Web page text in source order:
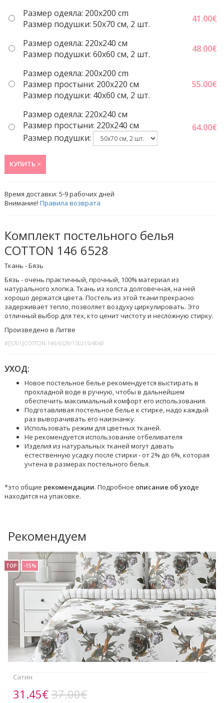
Размер одеяла: 200x200 cm
Размер подушки: 50x70 cм, 2 шт.
41.00€
Размер одеяла: 220x240 cм
Размер подушки: 60x60 cм, 2 шт.
48.00€
Размер одеяла: 200x200 cm
Размер простыни: 200x220 cм
Размер подушки: 40x60 cм, 2 шт.
55.00€
Размер одеяла: 220x240 cм
Размер простыни: 220x240 cм
Размер подушки:
64.00€
КУПИТЬ >
Время доставки:5-9рабочих дней
Внимание!Правила возврата
Комплект постельного белья
COTTON 146 6528
Ткань - Бязь
Бязь - очень практичный, прочный, 100% материал из
натурального хлопка. Ткань из холста долговечная, на ней
хорошо держатся цвета. Постель из этой ткани прекрасно
задерживает тепло, позволяет воздуху циркулировать. Это
отличный выбор для тех, кто ценит чистоту и несложную стирку.
Произведено в Литве
#[S701]COTTON-146/6528/150215/4060
УХОД:
Новое постельное белье рекомендуется выстирать в
прохладной воде в ручную, чтобы в дальнейшем
обеспечить максимальный комфорт его использования.
Подготавливая постельное белье к стирке, надо каждый
раз выворачивать его наизнанку.
Использовать режим для цветных тканей.
Не рекомендуется использование отбеливателя
Изделия из натуральных тканей могут давать
естественную усадку после стирки - от 2% до 6%, которая
учтена в размерах постельного белья
*это общие рекомендации. Подробное описание об уходе
находится на упаковке.
Рекомендуем
TOP -15%
Сатин
31.45€37.00€